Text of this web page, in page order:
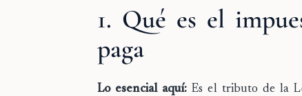
1. Qué es el
paga
Lo esencial aquí: Es el tributo de la